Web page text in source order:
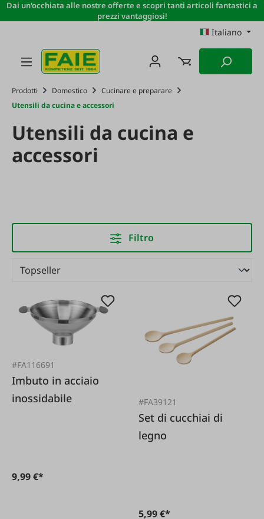
Passa al contenuto principale
Dai un'occhiata alle nostre offerte e scopri tanti articoli fantastici a
prezzi vantaggiosi!
Italiano
Prodotti Domestico
Cucinare e preparare
Utensili da cucina e accessori
Utensili da cucina e
accessori
Filtro
#FA116691
Imbuto in acciaio
inossidabile
9,99 €*
#FA39121
Set di cucchiai di
legno
5,99 €*